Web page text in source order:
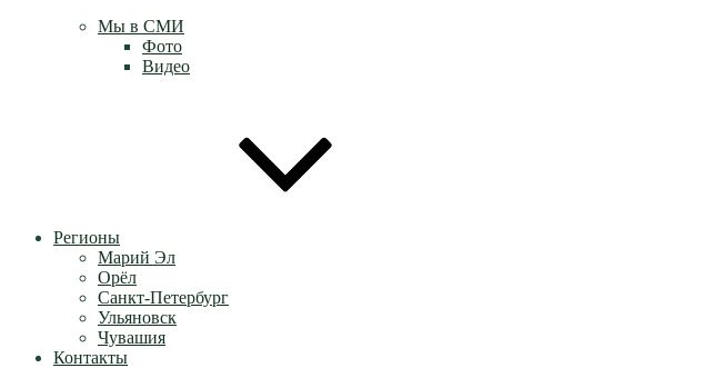
Мы в СМИ
Фото
Видео
Регионы
Марий Эл
Орёл
Санкт-Петербург
Ульяновск
Чувашия
Контакты